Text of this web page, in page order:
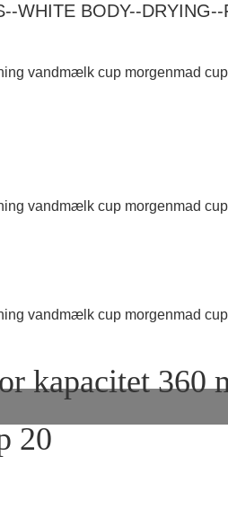
WHITE BODY--